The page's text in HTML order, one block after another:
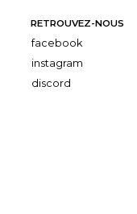
RETROUVEZ-NOUS
facebook
instagram
discord